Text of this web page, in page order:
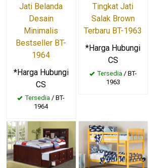
Jati Belanda
Desain
Minimalis
Bestseller BT-
1964
*Harga Hubungi
CS
Tersedia / BT-
1964
Tingkat Jati
Salak Brown
Terbaru BT-1963
*Harga Hubungi
CS
Tersedia/ BT-
1963